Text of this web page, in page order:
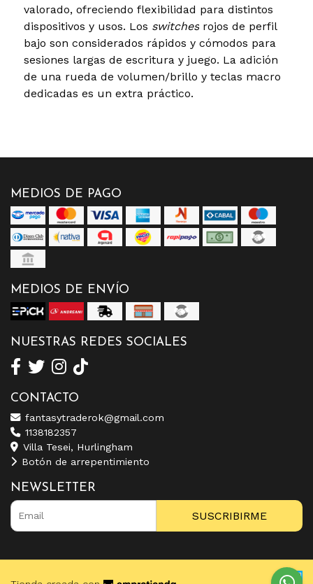
valorado, ofreciendo flexibilidad para distintos
dispositivos y usos. Los switchesrojos de perfil
bajo son considerados rápidos y cómodos para
sesiones largas de escritura y juego. La adición
de una rueda de volumen/brillo y teclas macro
dedicadas es un extra práctico.
MEDIOS DE PAGO
MEDIOS DE ENVÍO
NUESTRAS REDES SOCIALES
CONTACTO
fantasytraderok@gmail.com
1138182357
Villa Tesei, Hurlingham
Botón de arrepentimiento
NEWSLETTER
SUSCRIBIRME